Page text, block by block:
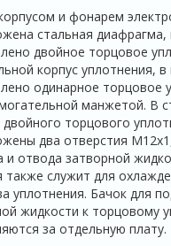
и фонарем
стальная диафрагма,
двойное торцовое
корпус уплотнения,
одинарное торцовое
манжетой. В
двойного торцового
два отверстия
и отвода затворной
также служит для
уплотнения. Бачок для
жидкости к торцовому
за отдельную плату.